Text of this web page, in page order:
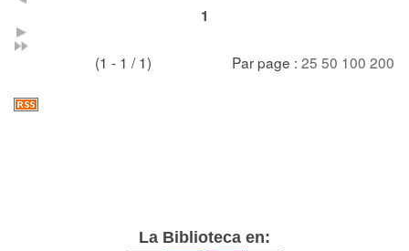
1
(1 - 1 / 1) Par page : 25 50 100 200
La Biblioteca en: